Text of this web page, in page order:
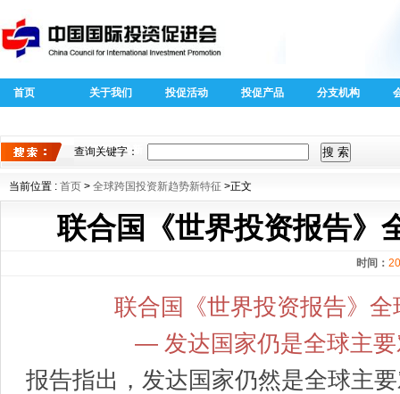
首页 关于我们 投促活动 投促产品 分支机构
投资专题 资新趋势新
特征
查询关键字：
当前位置 : 首页 > 全球跨国投资新趋势新特征 >正文
联合国《世界投资报告》
时间：
联合国《世界投资报告》
— 发达国家仍是全球主
报告指出，发达国家仍然是全球主